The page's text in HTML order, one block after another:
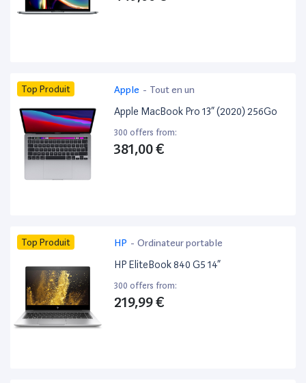
Top Produit Apple - Tout en un
Apple MacBook Pro 13” (2020) 256Go
300 offers from:
381,00 €
Top Produit HP - Ordinateur portable
HP EliteBook 840 G5 14”
300 offers from:
219,99 €